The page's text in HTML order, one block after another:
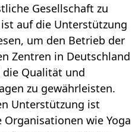
Gesellschaft zu
auf die Unterstützung
um den Betrieb der
Zentren in Deutschland
Qualität und
zu gewährleisten.
Unterstützung ist
wie Yoga